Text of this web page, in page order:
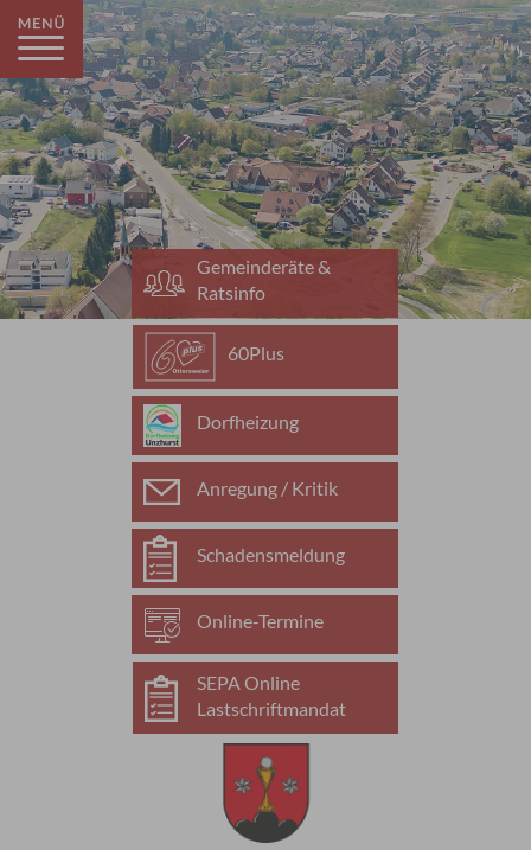
Gemeinderäte &
Ratsinfo
60Plus
Dorfheizung
Anregung / Kritik
Schadensmeldung
Online-Termine
SEPA Online
Lastschriftmandat